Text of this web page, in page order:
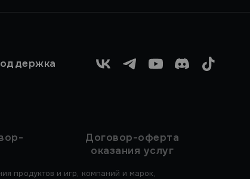
VK TelegramYouTubeDiscordTikTok
Договор-оферта
оказания услуг
продуктов и игр, компаний и марок,